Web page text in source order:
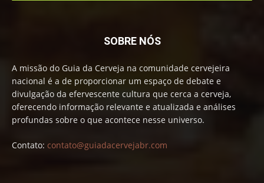
SOBRE NÓS
A missão do Guia da Cerveja na comunidade cervejeira
nacional é a de proporcionar um espaço de debate e
divulgação da efervescente cultura que cerca a cerveja,
oferecendo informação relevante e atualizada e análises
profundas sobre o que acontece nesse universo.
Contato: contato@guiadacervejabr.com